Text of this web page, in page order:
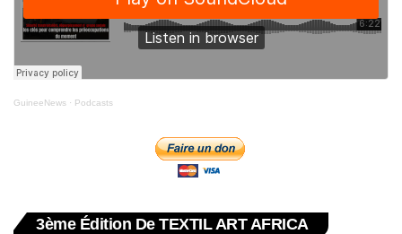
GuineeNews · Podcasts
3ème Édition De TEXTIL ART AFRICA